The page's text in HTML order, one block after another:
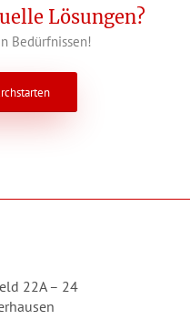
Lösungen?
Bedürfnissen!
22A – 24